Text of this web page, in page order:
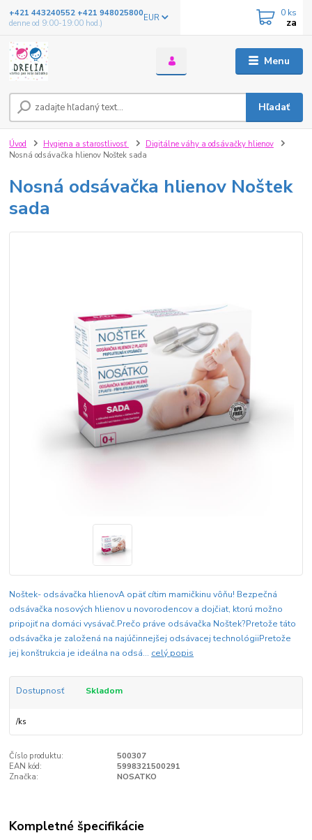
Menu
EUR
Hľadať
+421 443240552 +421 948025800
denne od 9:00-19:00 hod.)
0 ks
za
Úvod Hygiena a starostlivosť
Digitálne váhy a odsávačky hlienov
Nosná odsávačka hlienov Noštek sada
Nosná odsávačka hlienov Noštek
sada
Noštek- odsávačka hlienovA opäť cítim mamičkinu vôňu! Bezpečná
odsávačka nosových hlienov u novorodencov a dojčiat, ktorú možno
pripojiť na domáci vysávač.Prečo práve odsávačka Noštek?Pretože táto
odsávačka je založená na najúčinnejšej odsávacej technológiiPretože
jej konštrukcia je ideálna na odsá... celý popis
Dostupnosť Skladom
/ks
Číslo produktu:
500307
EAN kód:
5998321500291
Značka:
NOSATKO
Kompletné špecifikácie